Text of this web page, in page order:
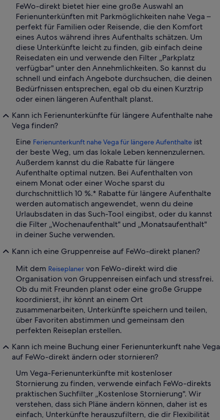
FeWo-direkt bietet hier eine große Auswahl an
Ferienunterkünften mit Parkmöglichkeiten nahe Vega –
perfekt für Familien oder Reisende, die den Komfort
eines Autos während ihres Aufenthalts schätzen. Um
diese Unterkünfte leicht zu finden, gib einfach deine
Reisedaten ein und verwende den Filter „Parkplatz
verfügbar" unter den Annehmlichkeiten. So kannst du
schnell und einfach Angebote durchsuchen, die deinen
Bedürfnissen entsprechen, egal ob du einen Kurztrip
oder einen längeren Aufenthalt planst.
Kann ich Ferienunterkünfte für längere Aufenthalte nahe
Vega finden?
Eine Ferienunterkunft nahe Vega für längere Aufenthalte ist
der beste Weg, um das lokale Leben kennenzulernen.
Außerdem kannst du die Rabatte für längere
Aufenthalte optimal nutzen. Bei Aufenthalten von
einem Monat oder einer Woche sparst du
durchschnittlich 10 %.* Rabatte für längere Aufenthalte
werden automatisch angewendet, wenn du deine
Urlaubsdaten in das Such-Tool eingibst, oder du kannst
die Filter „Wochenaufenthalt" und „Monatsaufenthalt"
in deiner Suche verwenden.
Kann ich eine Gruppenreise auf FeWo-direkt planen?
Mit dem Reiseplaner von FeWo-direkt wird die
Organisation von Gruppenreisen einfach und stressfrei.
Ob du mit Freunden planst oder eine große Gruppe
koordinierst, ihr könnt an einem Ort
zusammenarbeiten, Unterkünfte speichern und teilen,
über Favoriten abstimmen und gemeinsam den
perfekten Reiseplan erstellen.
Kann ich meine Buchung einer Ferienunterkunft nahe Vega
auf FeWo-direkt ändern oder stornieren?
Um Vega-Ferienunterkünfte mit kostenloser
Stornierung zu finden, verwende einfach FeWo-direkts
praktischen Suchfilter „Kostenlose Stornierung". Wir
verstehen, dass sich Pläne ändern können, daher ist es
einfach, Unterkünfte herauszufiltern, die dir Flexibilität